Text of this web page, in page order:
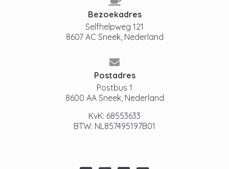
Bezoekadres
Selfhelpweg 121
8607 AC Sneek, Nederland
Postadres
Postbus 1
8600 AA Sneek, Nederland
KvK: 68553633
BTW: NL857495197B01